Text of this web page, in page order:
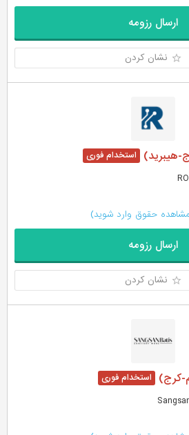
ارسال رزومه
نشان کردن
حقوق وارد شوید)
ارسال رزومه
نشان کردن
کرج)